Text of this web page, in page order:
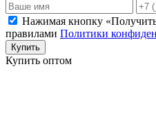
Нажимая кнопку
правилами Политики
Купить
Купить оптом